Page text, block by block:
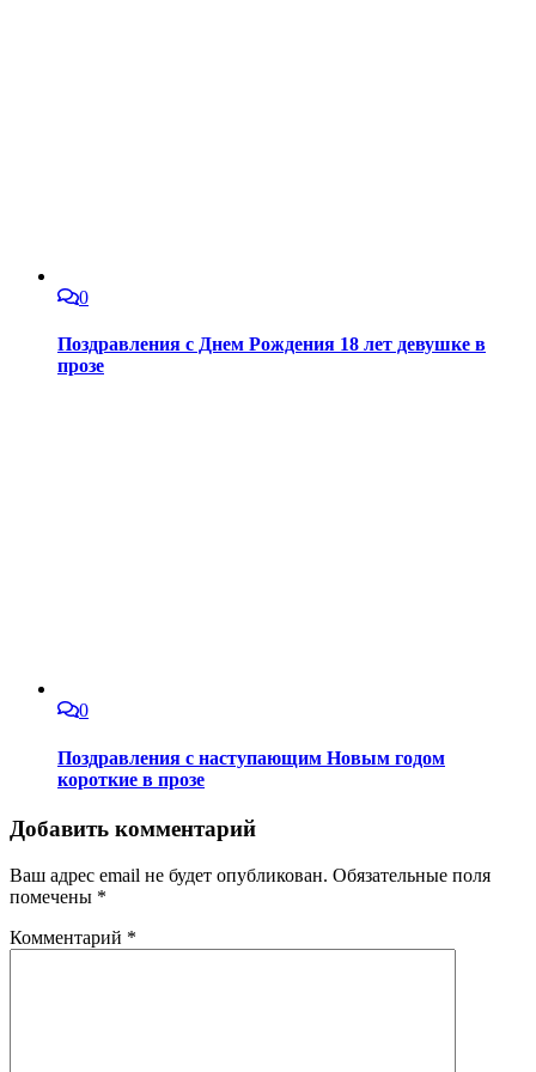
0
Поздравления с Днем Рождения 18 лет девушке в
прозе
0
Поздравления с наступающим Новым годом
короткие в прозе
Добавить комментарий
Ваш адрес email не будет опубликован. Обязательные поля
помечены *
Комментарий *